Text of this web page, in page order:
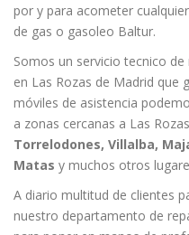
por y para acometer
de gas o gasoleo Baltur.
Somos un servicio tecnico
en Las Rozas de Madrid que
móviles de asistencia
a zonas cercanas a Las
Torrelodones, Villalba,
Matas y muchos otros
A diario multitud de clientes
nuestro departamento de